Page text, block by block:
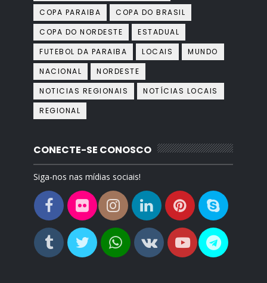
COPA PARAIBA
COPA DO BRASIL
COPA DO NORDESTE
ESTADUAL
FUTEBOL DA PARAIBA
LOCAIS
MUNDO
NACIONAL
NORDESTE
NOTICIAS REGIONAIS
NOTÍCIAS LOCAIS
REGIONAL
CONECTE-SE CONOSCO
Siga-nos nas mídias sociais!